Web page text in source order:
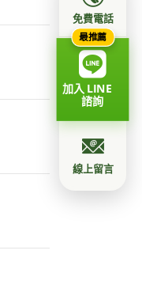
免費電話
最推薦
加入 LINE
諮詢
線上留言